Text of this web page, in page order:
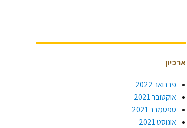
ארכיון
פברואר 2022
אוקטובר 2021
ספטמבר 2021
אוגוסט 2021